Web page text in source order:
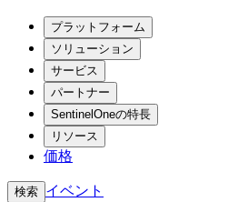
プラットフォーム
ソリューション
サービス
パートナー
SentinelOneの特長
リソース
価格
検索 イベント